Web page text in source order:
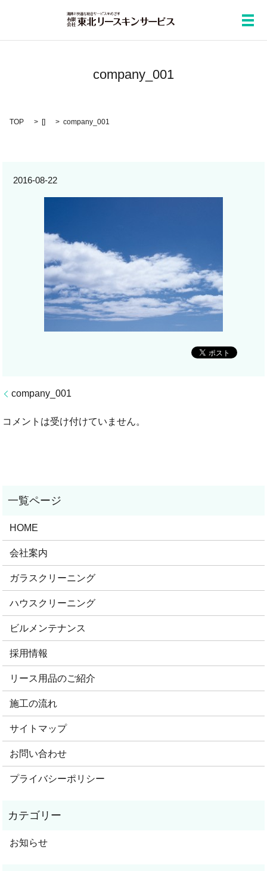
メ
company_001
TOP [] company_001
2016-08-22
company_001
コメントは受け付けていません。
HOME
会社案内
ガラスクリーニング
ハウスクリーニング
ビルメンテナンス
採用情報
リース用品のご紹介
施工の流れ
サイトマップ
お問い合わせ
プライバシーポリシー
お知らせ